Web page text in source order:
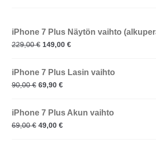
iPhone 7 Plus Näytön vaihto
229,00€ 149,00 €
iPhone 7 Plus Lasin vaihto
90,00€ 69,90 €
iPhone 7 Plus Akun vaihto
69,00€ 49,00 €